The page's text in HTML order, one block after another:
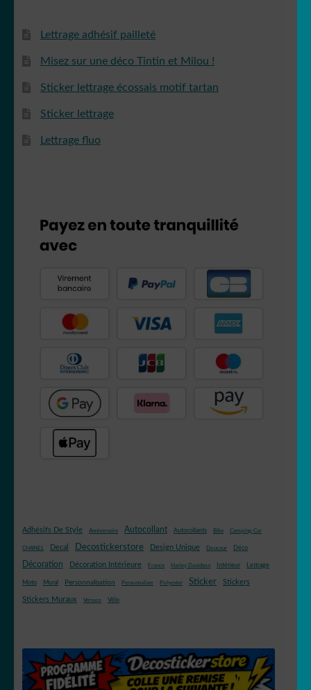
Lettrage adhésif pailleté
Misez sur une déco Tintin et Milou !
Sticker lettrage écossais motif tartan
Sticker lettrage
Lettrage fluo
Adhésifs De Style Anniversaire Autocollant Autocollants Bike Camping-Car
CHANEL Decal Decostickerstore Design Unique Douceur Déco
Décoration Décoration Intérieure France Harley Davidson Intérieur Lettrage
Moto Mural Personnalisation Personnaliser Polyester Sticker Stickers
Stickers Muraux Versace Vélo